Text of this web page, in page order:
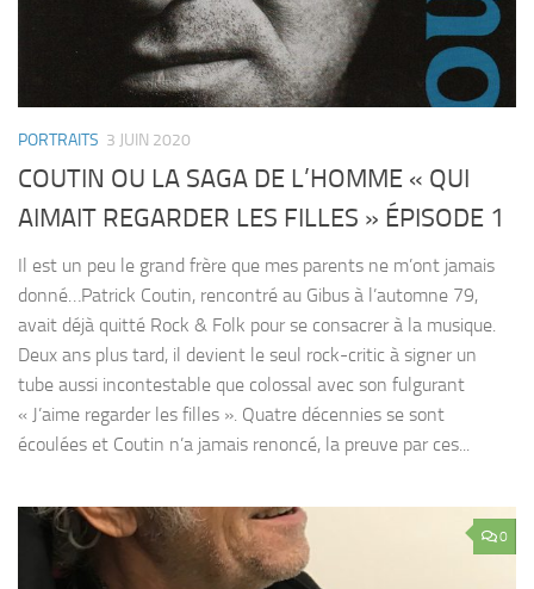
PORTRAITS 3 JUIN 2020
COUTIN OU LA SAGA DE L’HOMME « QUI
AIMAIT REGARDER LES FILLES » ÉPISODE 1
Il est un peu le grand frère que mes parents ne m’ont jamais
donné…Patrick Coutin, rencontré au Gibus à l’automne 79,
avait déjà quitté Rock & Folk pour se consacrer à la musique.
Deux ans plus tard, il devient le seul rock-critic à signer un
tube aussi incontestable que colossal avec son fulgurant
« J’aime regarder les filles ». Quatre décennies se sont
écoulées et Coutin n’a jamais renoncé, la preuve par ces...
0